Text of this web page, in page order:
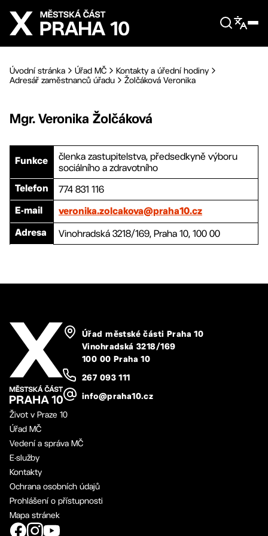
Přejít na hlavní obsah
Úvodní stránka Úřad MČ
Kontakty a úřední hodiny
Adresář zaměstnanců úřadu
Žolčáková Veronika
Mgr.Veronika Žolčáková
Funkce
členka zastupitelstva, předsedkyně výboru
sociálního a zdravotního
Telefon 774 831 116
E-mail veronika.zolcakova@praha10.cz
Adresa Vinohradská 3218/169, Praha 10, 100 00
Úřad městské části Praha 10
Vinohradská 3218/169
100 00 Praha 10
267 093 111
info@praha10.cz
Život v Praze 10
Úřad MČ
Vedení a správa MČ
E-služby
Kontakty
Ochrana osobních údajů
Prohlášení o přístupnosti
Mapa stránek